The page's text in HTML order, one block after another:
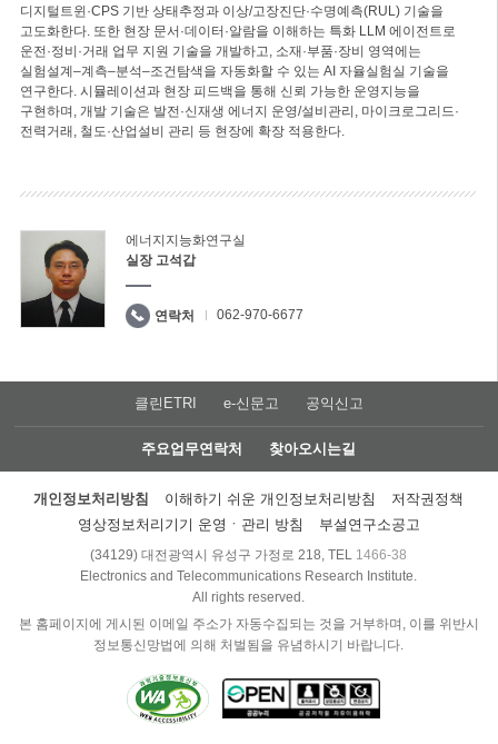
디지털트윈·CPS 기반 상태추정과 이상/고장진단·수명예측(RUL) 기술을
고도화한다. 또한 현장 문서·데이터·알람을 이해하는 특화 LLM 에이전트로
운전·정비·거래 업무 지원 기술을 개발하고, 소재·부품·장비 영역에는
실험설계–계측–분석–조건탐색을 자동화할 수 있는 AI 자율실험실 기술을
연구한다. 시뮬레이션과 현장 피드백을 통해 신뢰 가능한 운영지능을
구현하며, 개발 기술은 발전·신재생 에너지 운영/설비관리, 마이크로그리드·
전력거래, 철도·산업설비 관리 등 현장에 확장 적용한다.
에너지지능화연구실
실장 고석갑
연락처 062-970-6677
클린ETRI e-신문고 공익신고
주요업무연락처 찾아오시는길
개인정보처리방침 이해하기 쉬운 개인정보처리방침
저작권정책
영상정보처리기기 운영ㆍ관리 방침
부설연구소공고
(34129) 대전광역시 유성구 가정로 218, TEL 1466-38
Electronics and Telecommunications Research Institute.
All rights reserved.
본 홈페이지에 게시된 이메일 주소가 자동수집되는 것을 거부하며, 이를 위반시
정보통신망법에 의해 처벌됨을 유념하시기 바랍니다.